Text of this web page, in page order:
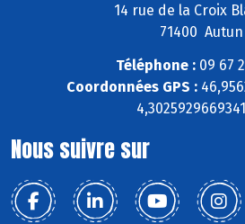
14 rue de la Croix
71400 Autun
Téléphone : 09 67
Coordonnées GPS :
Nous suivre sur